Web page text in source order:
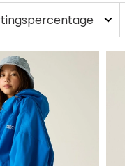
expand_more